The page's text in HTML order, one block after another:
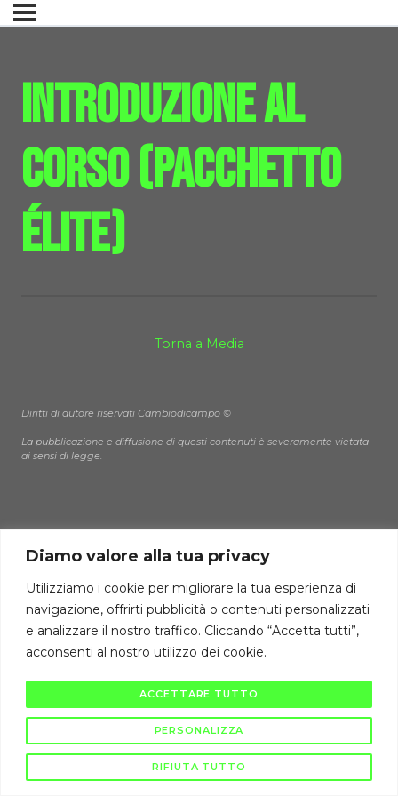
Diamo valore alla tua privacy
Utilizziamo i cookie per migliorare la tua esperienza di
navigazione, offrirti pubblicità o contenuti personalizzati
e analizzare il nostro traffico. Cliccando “Accetta tutti”,
acconsenti al nostro utilizzo dei cookie.
PERSONALIZZA
RIFIUTA TUTTO
ACCETTARE TUTTO
Introduzione al
Corso (Pacchetto
Élite)
Torna a Media
Diritti di autore riservati Cambiodicampo ©
La pubblicazione e diffusione di questi contenuti è severamente vietata
ai sensi di legge.